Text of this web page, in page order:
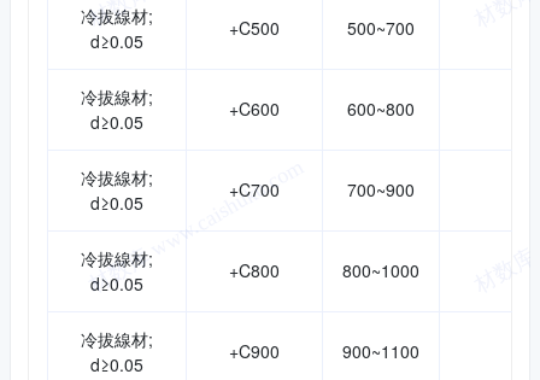
冷拔線材;
d≥0.05
+C500 500~700
冷拔線材;
d≥0.05
+C600 600~800
冷拔線材;
d≥0.05
+C700 700~900
冷拔線材;
d≥0.05
+C800 800~1000
冷拔線材;
d≥0.05
+C900 900~1100